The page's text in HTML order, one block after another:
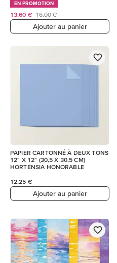
EN PROMOTION
13,60 € 16,00 €
Ajouter au panier
PAPIER CARTONNÉ À DEUX TONS
12" X 12" (30,5 X 30,5 CM)
HORTENSIA HONORABLE
12,25 €
Ajouter au panier